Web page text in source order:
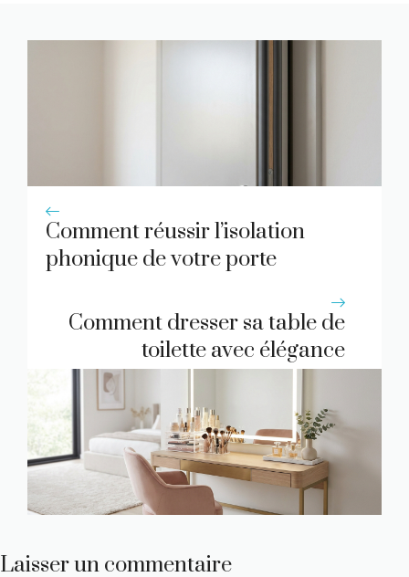
Comment réussir l’isolation
phonique de votre porte
Comment dresser sa table de
toilette avec élégance
Laisser un commentaire